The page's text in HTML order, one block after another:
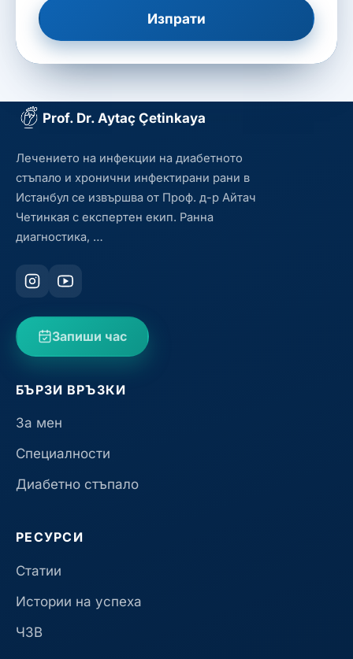
Изпрати
Prof. Dr. Aytaç Çetinkaya
Лечението на инфекции на диабетното
стъпало и хронични инфектирани рани в
Истанбул се извършва от Проф. д-р Айтач
Четинкая с експертен екип. Ранна
диагностика, …
Запиши час
БЪРЗИ ВРЪЗКИ
За мен
Специалности
Диабетно стъпало
РЕСУРСИ
Статии
Истории на успеха
ЧЗВ